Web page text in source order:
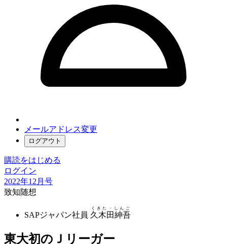
メールアドレス変更
ログアウト
購読をはじめる
ログイン
2022年12月号
致知随想
SAPジャパン社員 久木田紳吾
くきた・しんご
東大初のＪリーガー